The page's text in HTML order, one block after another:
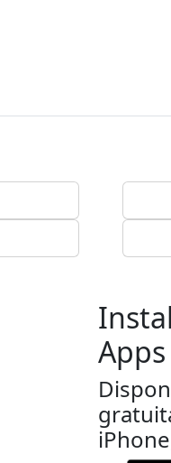
Apps